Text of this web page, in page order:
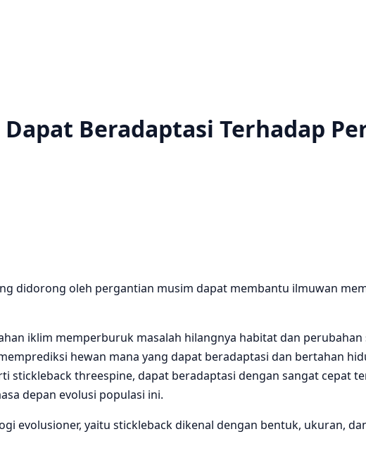
Beradaptasi Terhadap
didorong oleh pergantian musim dapat membantu ilmuwan
iklim memperburuk masalah hilangnya habitat dan
hewan mana yang dapat beradaptasi dan bertahan
stickleback threespine, dapat beradaptasi dengan sangat cepat
depan evolusi populasi ini.
evolusioner, yaitu stickleback dikenal dengan bentuk, ukuran,